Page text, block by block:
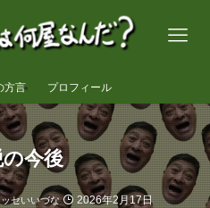
方言 プロフィール
今後
セいいづな
2026年2月17日